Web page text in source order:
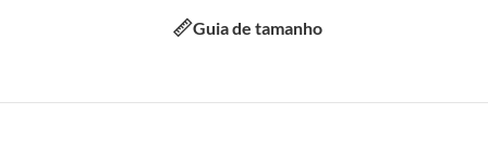
Guia de tamanho